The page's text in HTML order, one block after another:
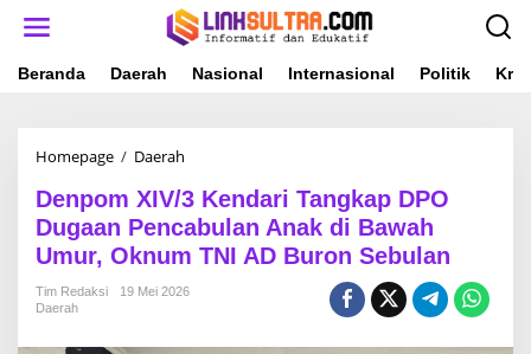
Beranda Daerah Nasional Internasional Politik
Homepage / Daerah
n
p
o
m
X
/
Denpom XIV/3 Kendari Tangkap DPO
Dugaan Pencabulan Anak di Bawah
Umur, Oknum TNI AD Buron Sebulan
Tim Redaksi
19 Mei 2026
Daerah